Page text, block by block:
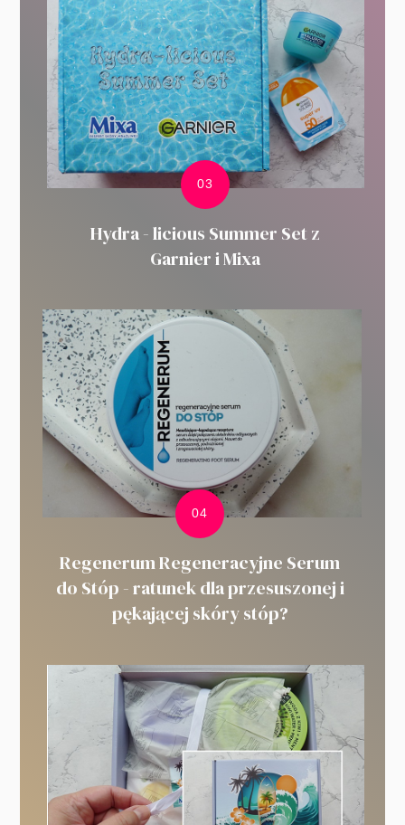
Hydra - licious Summer Set z
Garnier i Mixa
Regenerum Regeneracyjne Serum
do Stóp - ratunek dla przesuszonej i
pękającej skóry stóp?